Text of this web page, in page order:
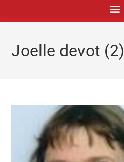
Joelle devot (2)